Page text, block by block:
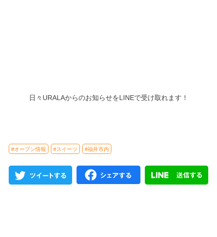
日々URALAからのお知らせをLINEで受け取れます！
#オープン情報 #スイーツ #福井市内